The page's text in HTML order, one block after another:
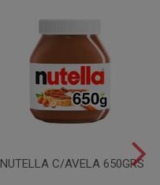
NUTELLA C/AVELA 650GRS